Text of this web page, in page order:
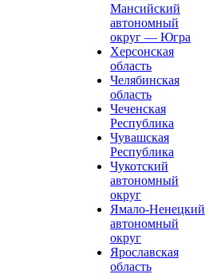
Мансийский
автономный
округ — Югра
Херсонская
область
Челябинская
область
Чеченская
Республика
Чувашская
Рeспублика
Чукотский
автономный
округ
Ямало-Ненецкий
автономный
округ
Ярославская
область